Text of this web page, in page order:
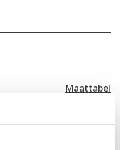
Maattabel